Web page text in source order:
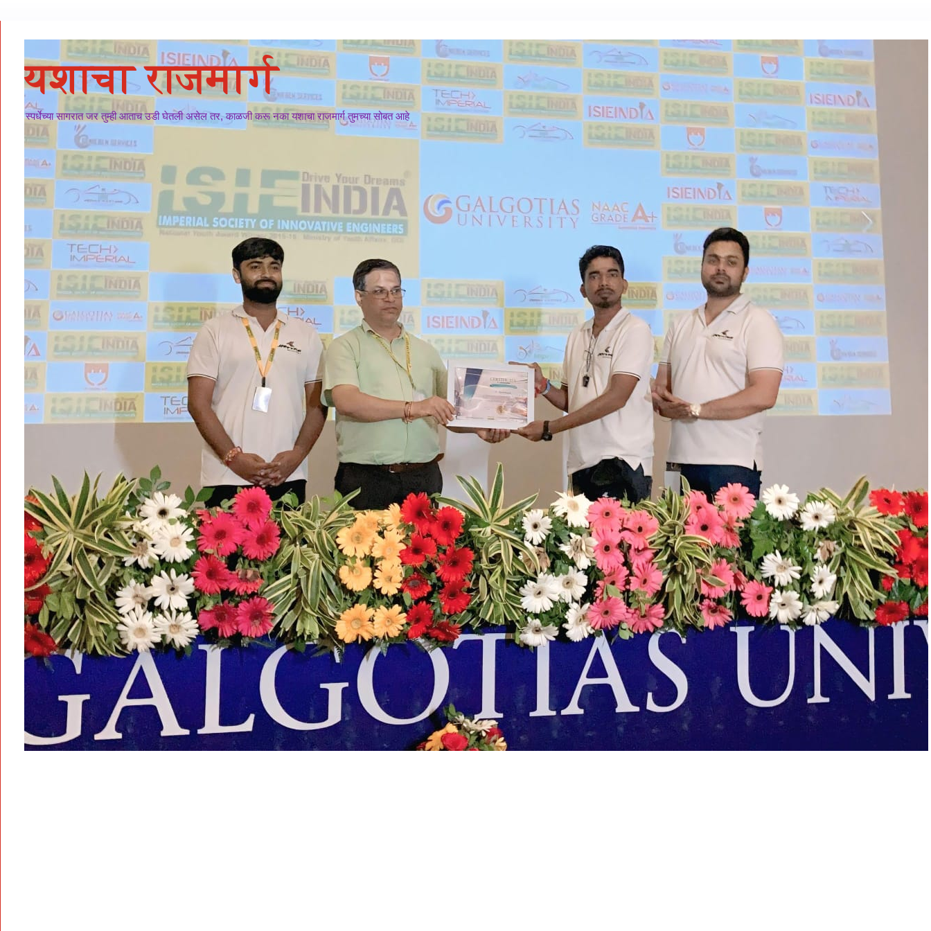
यशाचा राजमार्ग
स्पर्धेच्या सागरात जर तुम्ही आताच उडी घेतली असेल तर, काळजी करू नका यशाचा राजमार्ग तुमच्या सोबत आहे